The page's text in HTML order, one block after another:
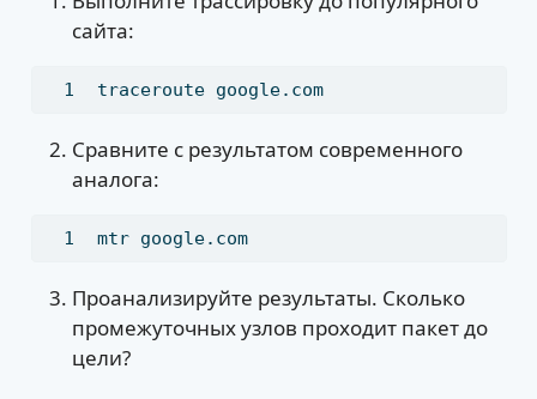
сайта:
traceroute google.com
Сравните с результатом современного
аналога:
mtr google.com
Проанализируйте результаты. Сколько
промежуточных узлов проходит пакет до
цели?